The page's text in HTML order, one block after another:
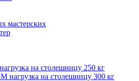
мастерских
на столешницу 250 кг
на столешницу 300 кг